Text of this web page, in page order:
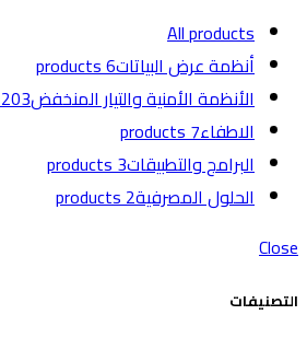
Allproducts
أنظمة عرض البياتات6 products
الأنظمة الأمنية والتيار المنخفض203 products
الاطفاء7 products
البرامج والتطبيقات3 products
الحلول المصرفية2 products
Close
التصنيفات